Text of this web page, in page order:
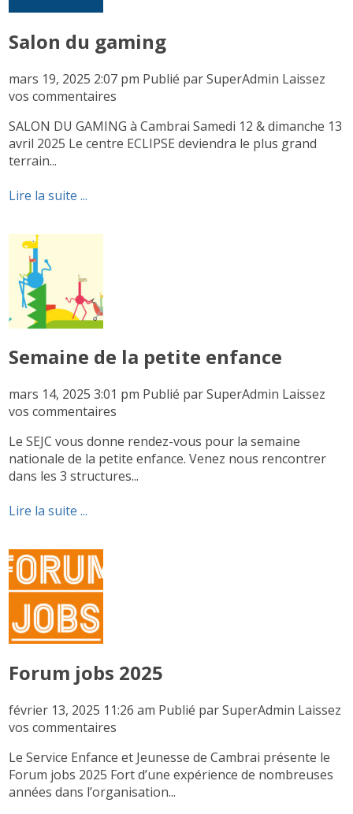
Salon du gaming
mars 19, 2025 2:07 pm Publié parSuperAdmin Laissez
vos commentaires
SALON DU GAMING à Cambrai Samedi 12 & dimanche 13
avril 2025 Le centre ECLIPSE deviendra le plus grand
terrain...
Lire la suite ...
Semaine de la petite enfance
mars 14, 2025 3:01 pm Publié parSuperAdmin Laissez
vos commentaires
Le SEJC vous donne rendez-vous pour la semaine
nationale de la petite enfance. Venez nous rencontrer
dans les 3 structures...
Lire la suite ...
Forum jobs 2025
février 13, 2025 11:26 am Publié parSuperAdmin Laissez
vos commentaires
Le Service Enfance et Jeunesse de Cambrai présente le
Forum jobs 2025 Fort d’une expérience de nombreuses
années dans l’organisation...